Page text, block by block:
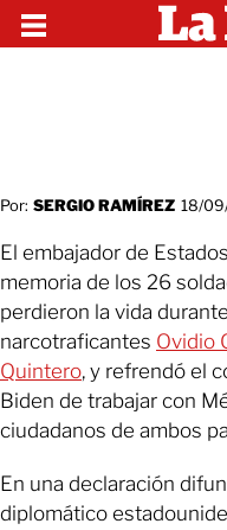
Por: SERGIO RAMÍREZ 18/
El embajador de
memoria de los 26
perdieron la vida
narcotraficantes Ovidio
Quintero, y refrendó el
Biden de trabajar con
ciudadanos de ambos
En una declaración
diplomático